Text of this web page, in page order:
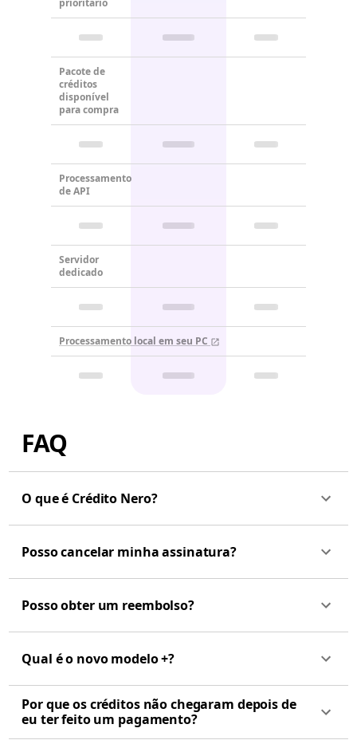
prioritário
Pacote de
créditos
disponível
para compra
Processamento
de API
Servidor
dedicado
Processamento local em seu PC
FAQ
O que é Crédito Nero?
Posso cancelar minha assinatura?
Posso obter um reembolso?
Qual é o novo modelo +?
Por que os créditos não chegaram depois de
eu ter feito um pagamento?